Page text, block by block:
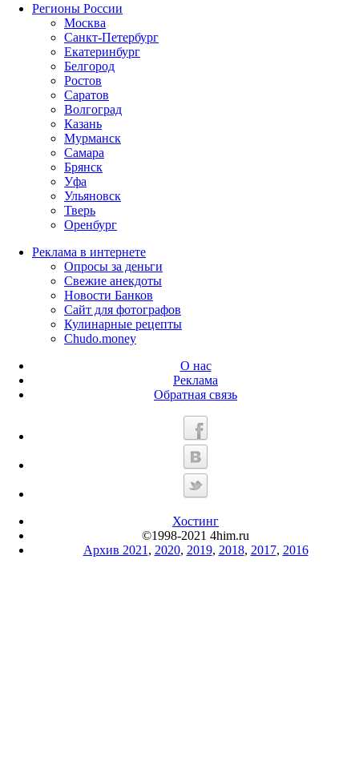
Регионы России
Москва
Санкт-Петербург
Екатеринбург
Белгород
Ростов
Саратов
Волгоград
Казань
Мурманск
Самара
Брянск
Уфа
Ульяновск
Тверь
Оренбург
Реклама в интернете
Опросы за деньги
Свежие анекдоты
Новости Банков
Сайт для фотографов
Кулинарные рецепты
Chudo.money
О нас
Реклама
Обратная связь
Хостинг
©1998-2021 4him.ru
Архив 2021 , 2020, 2019, 2018, 2017, 2016